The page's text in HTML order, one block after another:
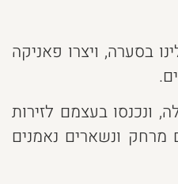
בסערה, ויצרו פאניקה
ונכנסו בעצמם לזירות
ונשארים נאמנים